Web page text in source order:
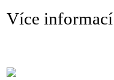
Více informací